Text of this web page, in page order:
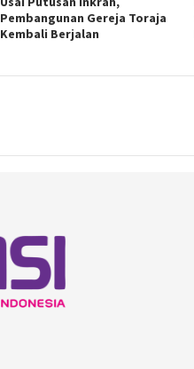
Pembangunan Gereja Toraja
Kembali Berjalan